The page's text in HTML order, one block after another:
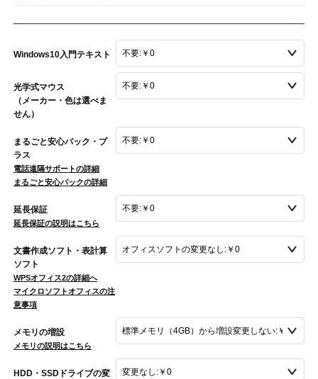
Windows10入門テキスト
光学式マウス
（メーカー・色は選べま
せん）
まるごと安心パック・プ
ラス
電話遠隔サポートの詳細
まるごと安心パックの詳細
延長保証
延長保証の説明はこちら
文書作成ソフト・表計算
ソフト
WPSオフィス2の詳細へ
マイクロソフトオフィスの注
意事項
メモリの増設
メモリの説明はこちら
HDD・SSDドライブの変